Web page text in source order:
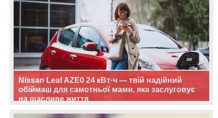
Nissan Leaf AZE0 24 кВт·ч — твій надійний
обіймаш для самотньої мами, яка заслуговує
на щасливе життя